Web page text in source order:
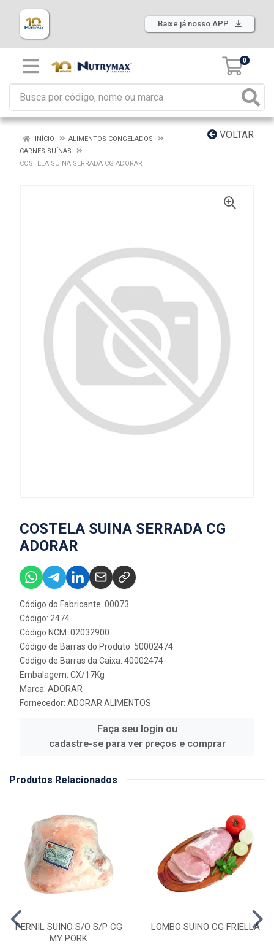
Baixe já nosso APP
0
VOLTAR
INÍCIO
ALIMENTOS CONGELADOS
CARNES SUÍNAS
COSTELA SUINA SERRADA CG ADORAR
COSTELA SUINA SERRADA CG
ADORAR
Código do Fabricante: 00073
Código: 2474
Código NCM: 02032900
Código de Barras do Produto: 50002474
Código de Barras da Caixa: 40002474
Embalagem: CX/17Kg
Marca: ADORAR
Fornecedor: ADORAR ALIMENTOS
Faça seu login ou
cadastre-se para ver preços e comprar
Produtos Relacionados
PERNIL SUINO S/O S/P CG
MY PORK
LOMBO SUINO CG FRIELLA